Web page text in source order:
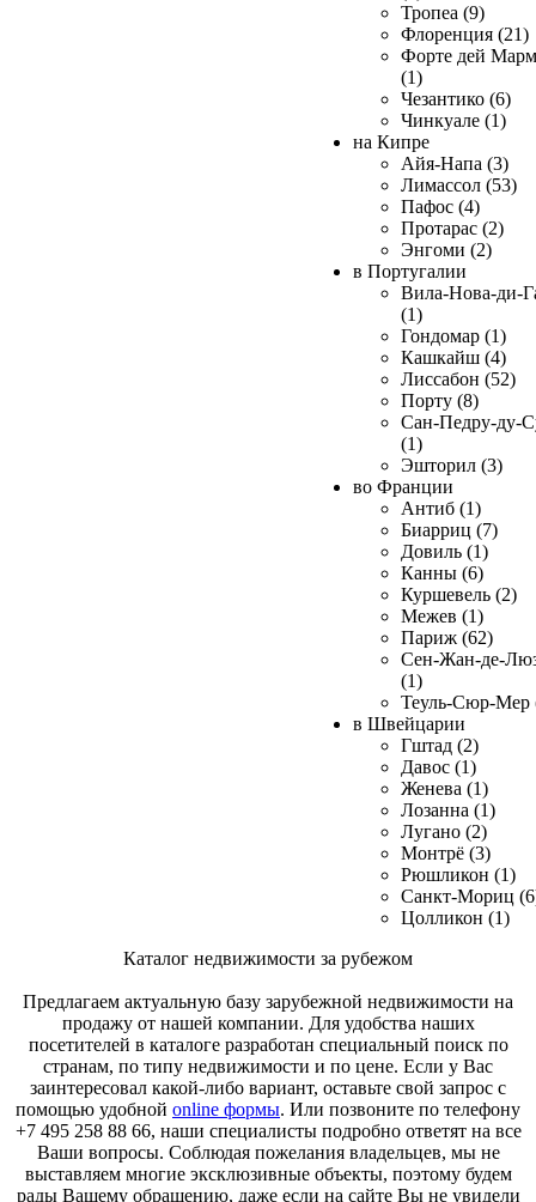
Тропеа (9)
Флоренция (21)
Форте дей
(1)
Чезантико (6)
Чинкуале (1)
на Кипре
Айя-Напа (3)
Лимассол (53)
Пафос (4)
Протарас (2)
Энгоми (2)
в Португалии
Вила-Нова-ди-
(1)
Гондомар (1)
Кашкайш (4)
Лиссабон (52)
Порту (8)
Сан-Педру-ду-
(1)
Эшторил (3)
во Франции
Антиб (1)
Биарриц (7)
Довиль (1)
Канны (6)
Куршевель (2)
Межев (1)
Париж (62)
Сен-Жан-де-
(1)
Теуль-Сюр-Мер
в Швейцарии
Гштад (2)
Давос (1)
Женева (1)
Лозанна (1)
Лугано (2)
Монтрё (3)
Рюшликон (1)
Санкт-Мориц
Цолликон (1)
Каталог недвижимости за рубежом
Предлагаем актуальную базу зарубежной недвижимости на
продажу от нашей компании. Для удобства наших
посетителей в каталоге разработан специальный поиск по
странам, по типу недвижимости и по цене. Если у Вас
заинтересовал какой-либо вариант, оставьте свой запрос с
помощью удобной online формы. Или позвоните по телефону
+7 495 258 88 66, наши специалисты подробно ответят на все
Ваши вопросы. Соблюдая пожелания владельцев, мы не
выставляем многие эксклюзивные объекты, поэтому будем
рады Вашему обращению, даже если на сайте Вы не увидели